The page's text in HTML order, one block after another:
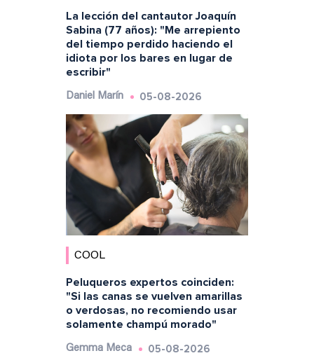
La lección del cantautor Joaquín
Sabina (77 años): "Me arrepiento
del tiempo perdido haciendo el
idiota por los bares en lugar de
escribir"
Daniel Marín 05-08-2026
COOL
Peluqueros expertos coinciden:
"Si las canas se vuelven amarillas
o verdosas, no recomiendo usar
solamente champú morado"
Gemma Meca 05-08-2026